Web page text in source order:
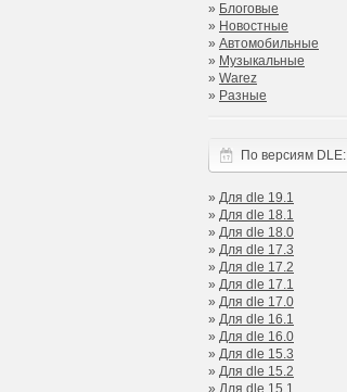
» Блоговые
» Новостные
» Автомобильные
» Музыкальные
» Warez
» Разные
По версиям DLE:
» Для dle 19.1
» Для dle 18.1
» Для dle 18.0
» Для dle 17.3
» Для dle 17.2
» Для dle 17.1
» Для dle 17.0
» Для dle 16.1
» Для dle 16.0
» Для dle 15.3
» Для dle 15.2
» Для dle 15.1